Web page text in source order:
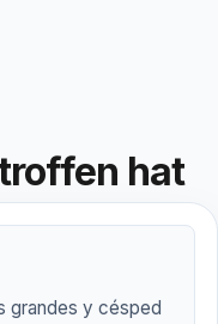
hat
grandes y césped